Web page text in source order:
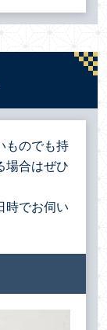
ものでも持
場合はぜひ
時でお伺い